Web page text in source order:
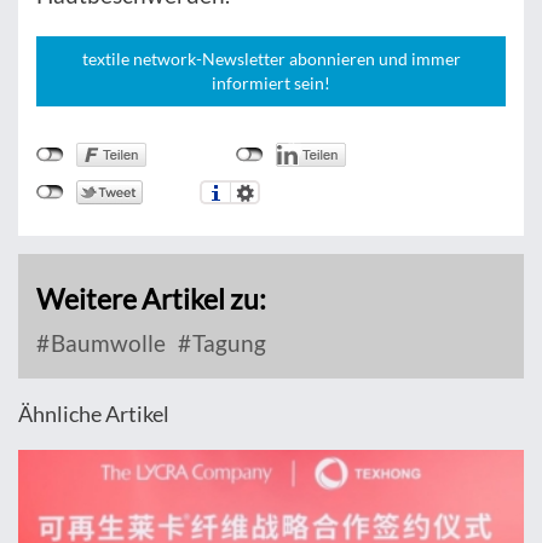
textile network-Newsletter abonnieren und immer
informiert sein!
Weitere Artikel zu:
Baumwolle Tagung
Ähnliche Artikel